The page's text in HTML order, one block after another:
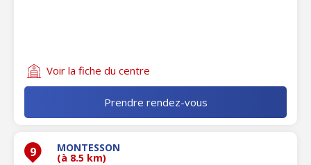
Voir la fiche du centre
Prendre rendez-vous
9 MONTESSON
(à 8.5 km)